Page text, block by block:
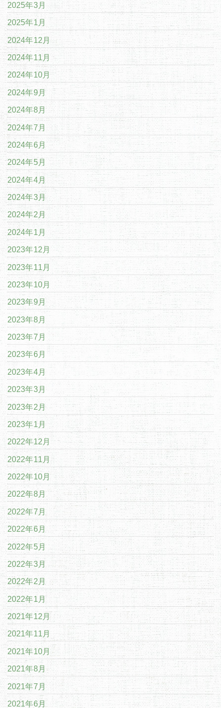
2025年3月
2025年1月
2024年12月
2024年11月
2024年10月
2024年9月
2024年8月
2024年7月
2024年6月
2024年5月
2024年4月
2024年3月
2024年2月
2024年1月
2023年12月
2023年11月
2023年10月
2023年9月
2023年8月
2023年7月
2023年6月
2023年4月
2023年3月
2023年2月
2023年1月
2022年12月
2022年11月
2022年10月
2022年8月
2022年7月
2022年6月
2022年5月
2022年3月
2022年2月
2022年1月
2021年12月
2021年11月
2021年10月
2021年8月
2021年7月
2021年6月